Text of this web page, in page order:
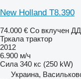
New Holland T8.390
74.000 € Со вклучен
Тркала трактор
2012
6.900 м/ч
Сила 340 кс (250 kW)
Украина,